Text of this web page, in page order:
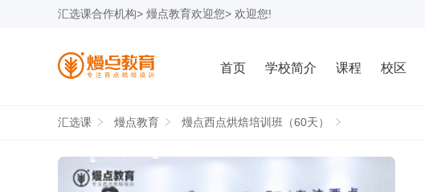
汇选课合作机构> 熳点教育欢迎您> 欢迎您!
首页 学校简介 课程 校区
汇选课 熳点教育 熳点西点烘焙培训班（60天）